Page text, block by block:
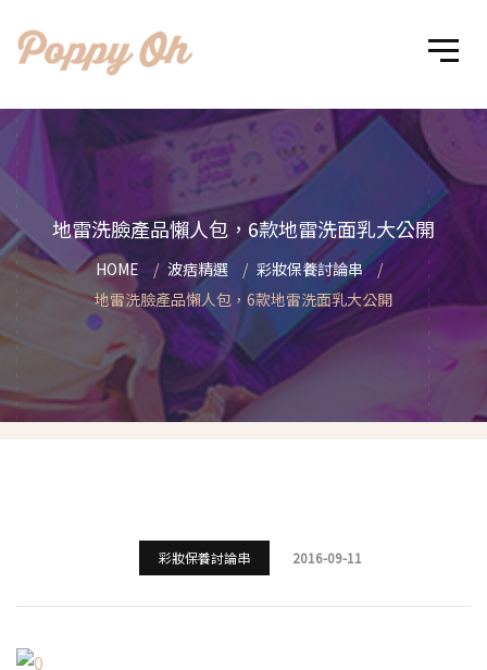
地雷洗臉產品懶人包，6款地雷洗面乳大公開
HOME 波痞精選
彩妝保養討論串
地雷洗臉產品懶人包，6款地雷洗面乳大公開
彩妝保養討論串 2016-09-11